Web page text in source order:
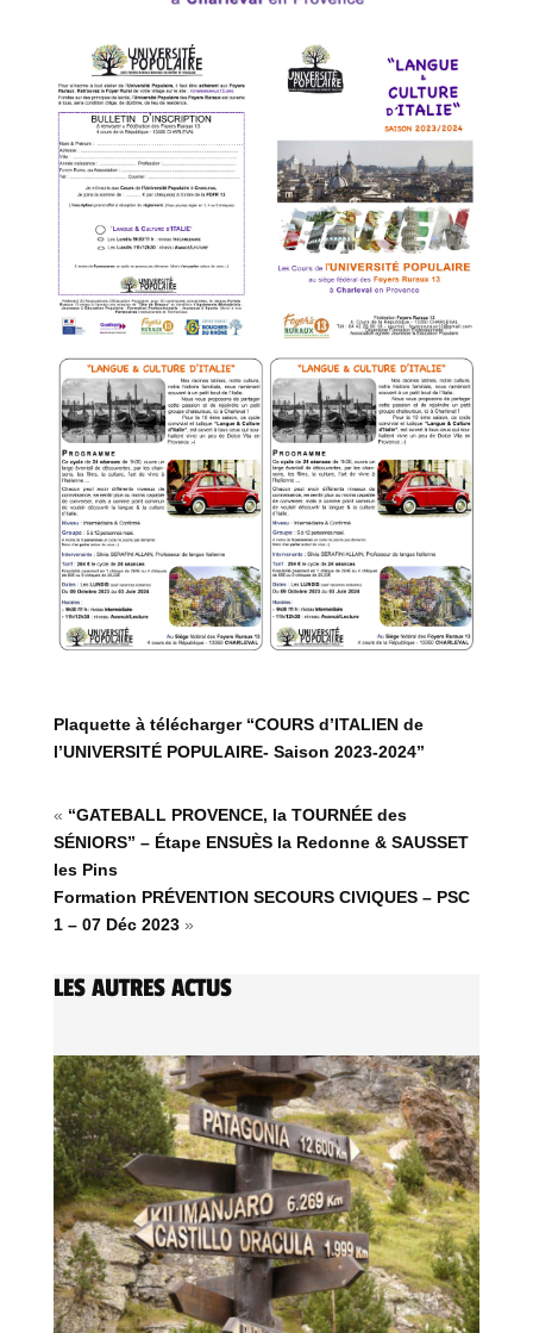
Plaquette à télécharger “COURS d’ITALIEN de
l’UNIVERSITÉ POPULAIRE- Saison 2023-2024”
« “GATEBALL PROVENCE, la TOURNÉE des
SÉNIORS” – Étape ENSUÈS la Redonne & SAUSSET
les Pins
Formation PRÉVENTION SECOURS CIVIQUES – PSC
1 – 07 Déc 2023»
LES AUTRES ACTUS